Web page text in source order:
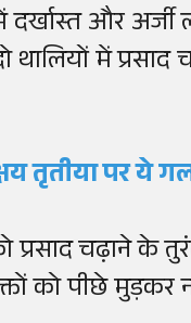
दर्खास्त और अर्जी
थालियों में
तृतीया पर ये
प्रसाद चढ़ाने के
को पीछे मुड़कर